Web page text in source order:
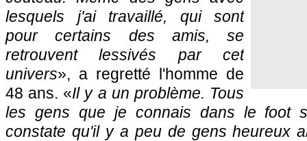
lesquels j'ai travaillé, qui sont
pour certains des amis, se
retrouvent lessivés par cet
univers», a regretté l'homme de
48 ans. «Il y a un problème. Tous
les gens que je connais dans le foot
constate qu'il y a peu de gens heureux